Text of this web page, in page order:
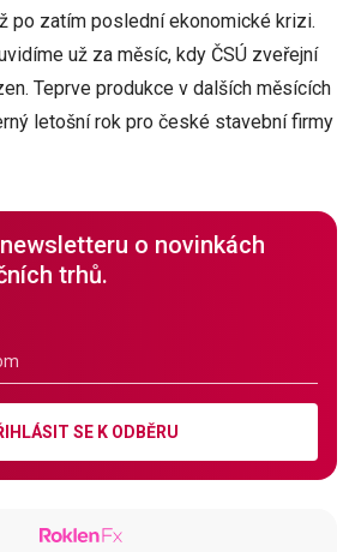
po zatím poslední ekonomické krizi.
už za měsíc, kdy ČSÚ zveřejní
Teprve produkce v dalších měsících
letošní rok pro české stavební firmy
o novinkách
trhů.
SE K ODBĚRU